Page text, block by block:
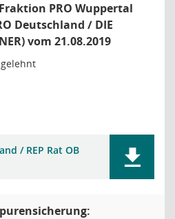
PRO Wuppertal
Deutschland / DIE
vom 21.08.2019
/ REP Rat OB